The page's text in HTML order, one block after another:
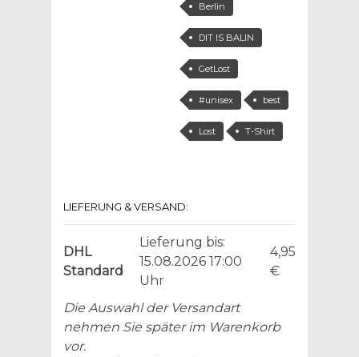
Berlin
DIT IS BALIN
GetLost
#unisex best
Lost T-Shirt
LIEFERUNG & VERSAND:
DHL
Standard
Lieferung bis:
15.08.2026 17:00
Uhr
4,95
€
Die Auswahl der Versandart
nehmen Sie später im Warenkorb
vor.